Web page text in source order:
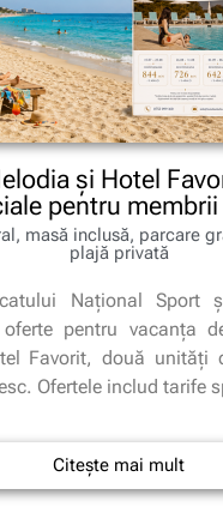
și Hotel
pentru membrii
masă inclusă, parcare
plajă privată
Național Sport
pentru vacanța
Favorit, două unități
Ofertele includ tarife
Citește mai mult